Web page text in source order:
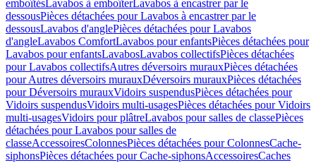
emboîtésLavabos à emboîterLavabos à encastrer par le
dessousPièces détachées pour Lavabos à encastrer par le
dessousLavabos d'anglePièces détachées pour Lavabos
d'angleLavabos ComfortLavabos pour enfantsPièces détachées pour
Lavabos pour enfantsLavabosLavabos collectifsPièces détachées
pour Lavabos collectifsAutres déversoirs murauxPièces détachées
pour Autres déversoirs murauxDéversoirs murauxPièces détachées
pour Déversoirs murauxVidoirs suspendusPièces détachées pour
Vidoirs suspendusVidoirs multi-usagesPièces détachées pour Vidoirs
multi-usagesVidoirs pour plâtreLavabos pour salles de classePièces
détachées pour Lavabos pour salles de
classeAccessoiresColonnesPièces détachées pour ColonnesCache-
siphonsPièces détachées pour Cache-siphonsAccessoiresCaches